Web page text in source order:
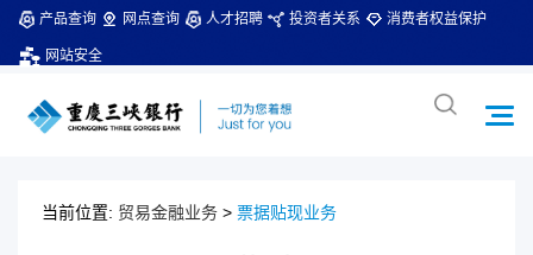
产品查询 网点查询 人才招聘 投资者关系 消费者权益保护
网站安全
当前位置: 贸易金融业务 > 票据贴现业务